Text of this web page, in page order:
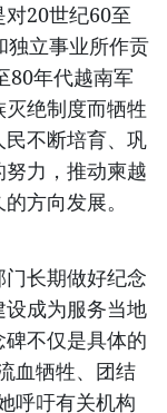
20世纪60至
独立事业所作贡
80年代越南军
绝制度而牺牲
不断培育、巩
力，推动柬越
方向发展。
长期做好纪念
成为服务当地
不仅是具体的
血牺牲、团结
呼吁有关机构